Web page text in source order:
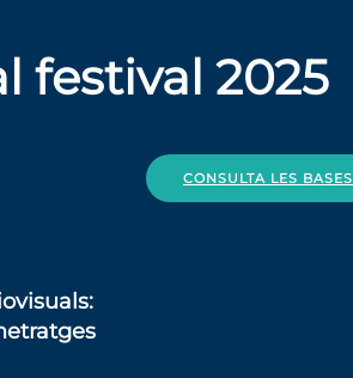
festival 2025
CONSULTA LES BASES
: